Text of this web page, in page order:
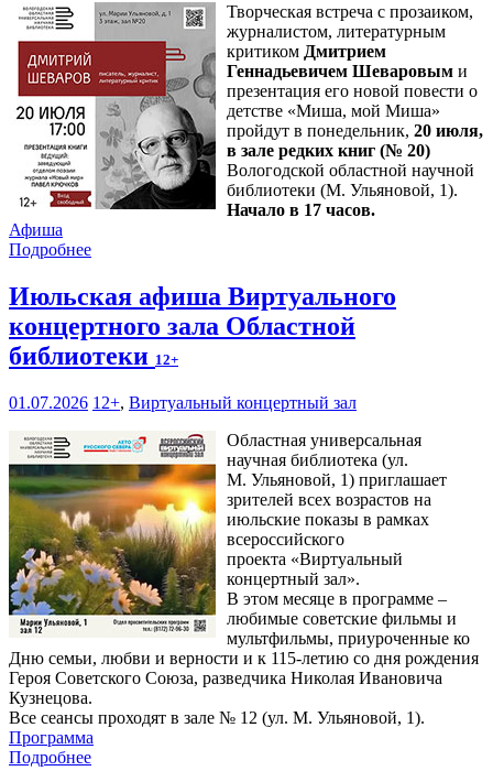
Творческая встреча с прозаиком,
журналистом, литературным
критиком Дмитрием
Геннадьевичем Шеваровым и
презентация его новой повести о
детстве «Миша, мой Миша»
пройдут в понедельник, 20 июля,
в зале редких книг (№ 20)
Вологодской областной научной
библиотеки (М. Ульяновой, 1).
Начало в 17 часов.
Афиша
Подробнее
Июльская афиша Виртуального
концертного зала Областной
библиотеки 12+
01.07.2026 12+, Виртуальный концертный зал
Областная универсальная
научная библиотека (ул.
М. Ульяновой, 1) приглашает
зрителей всех возрастов на
июльские показы в рамках
всероссийского
проекта «Виртуальный
концертный зал».
В этом месяце в программе –
любимые советские фильмы и
мультфильмы, приуроченные ко
Дню семьи, любви и верности и к 115-летию со дня рождения
Героя Советского Союза, разведчика Николая Ивановича
Кузнецова.
Все сеансы проходят в зале № 12 (ул. М. Ульяновой, 1).
Программа
Подробнее